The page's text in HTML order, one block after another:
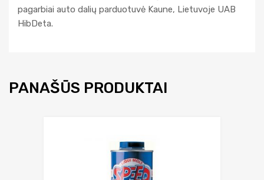
pagarbiai auto dalių parduotuvė Kaune, Lietuvoje UAB
HibDeta.
PANAŠŪS PRODUKTAI